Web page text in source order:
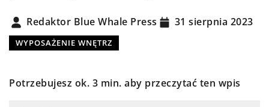
Redaktor Blue Whale Press 31 sierpnia 2023
WYPOSAŻENIE WNĘTRZ
Potrzebujesz ok. 3 min. aby przeczytać ten wpis